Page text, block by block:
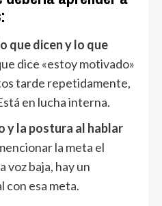
que dicen y lo que
dice «estoy motivado»
tarde repetidamente,
en lucha interna.
y la postura al hablar
la meta el
voz baja, hay un
con esa meta.